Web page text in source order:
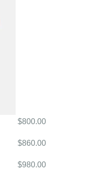
$800.00
$860.00
$980.00